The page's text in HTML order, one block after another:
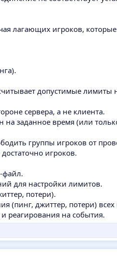
лагающих игроков, которые
допустимые лимиты
сервера, а не клиента.
заданное время (или
группы игроков от
игроков.
для настройки лимитов.
потери).
(пинг, джиттер, потери) всех
реагирования на события.